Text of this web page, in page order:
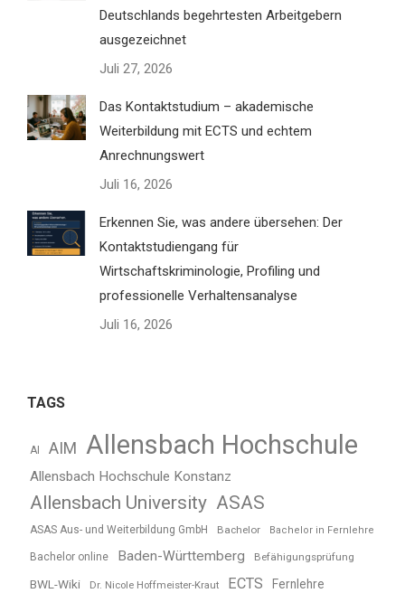
Deutschlands begehrtesten Arbeitgebern
ausgezeichnet
Juli 27, 2026
Das Kontaktstudium – akademische
Weiterbildung mit ECTS und echtem
Anrechnungswert
Juli 16, 2026
Erkennen Sie, was andere übersehen: Der
Kontaktstudiengang für
Wirtschaftskriminologie, Profiling und
professionelle Verhaltensanalyse
Juli 16, 2026
TAGS
AI AIM Allensbach Hochschule
Allensbach Hochschule Konstanz
Allensbach University ASAS
ASAS Aus- und Weiterbildung GmbH Bachelor Bachelor in Fernlehre
Bachelor online Baden-Württemberg Befähigungsprüfung
BWL-Wiki Dr. Nicole Hoffmeister-Kraut ECTS Fernlehre